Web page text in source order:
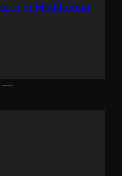
di Maddalena